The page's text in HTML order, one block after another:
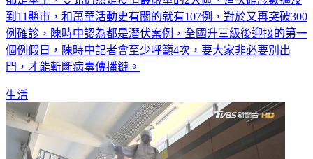
到11縣市，和萬華活動史有關的就有107例，對於又再突破300
例確診，陳時中認為都是潛伏案例，全國升三級後迎接的第一
個例假日，陳時中記者會至少呼籲4次，要大家非必要別出
門，才能斬斷病毒傳播鏈。
生活